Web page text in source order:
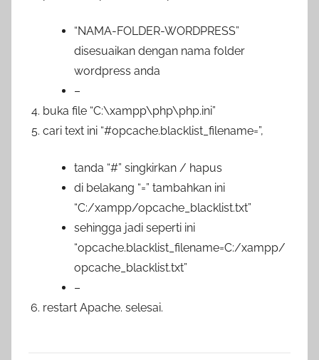
“NAMA-FOLDER-WORDPRESS”
disesuaikan dengan nama folder
wordpress anda
–
buka file “C:\xampp\php\php.ini”
cari text ini “#opcache.blacklist_filename=”,
tanda “#” singkirkan / hapus
di belakang “=” tambahkan ini
“C:/xampp/opcache_blacklist.txt”
sehingga jadi seperti ini
“opcache.blacklist_filename=C:/xampp/
opcache_blacklist.txt”
–
restart Apache. selesai.